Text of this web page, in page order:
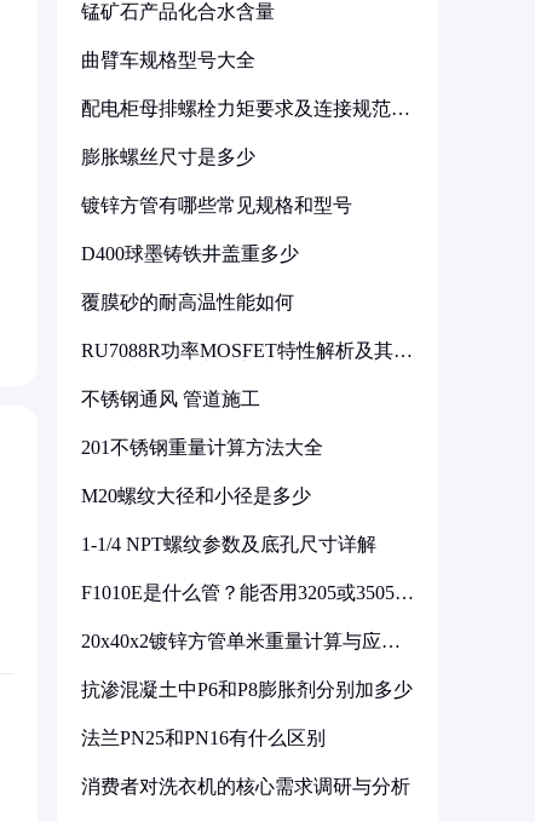
锰矿石产品化合水含量
曲臂车规格型号大全
配电柜母排螺栓力矩要求及连接规范详
膨胀螺丝尺寸是多少
镀锌方管有哪些常见规格和型号
D400球墨铸铁井盖重多少
覆膜砂的耐高温性能如何
RU7088R功率MOSFET特性解析及其在
不锈钢通风 管道施工
201不锈钢重量计算方法大全
M20螺纹大径和小径是多少
1-1/4 NPT螺纹参数及底孔尺寸详解
F1010E是什么管？能否用3205或3505代
20x40x2镀锌方管单米重量计算与应用
抗渗混凝土中P6和P8膨胀剂分别加多少
法兰PN25和PN16有什么区别
消费者对洗衣机的核心需求调研与分析